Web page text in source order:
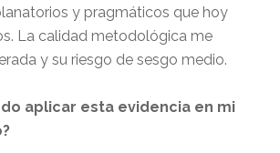
y pragmáticos que hoy
La calidad metodológica me
y su riesgo de sesgo medio.
aplicar esta evidencia en mi